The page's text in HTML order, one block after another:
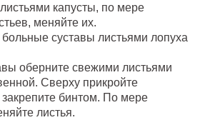
капусты, по мере
меняйте их.
суставы листьями лопуха
оберните свежими листьями
Сверху прикройте
бинтом. По мере
листья.